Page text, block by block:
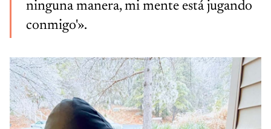
ninguna manera, mi mente está jugando
conmigo'».